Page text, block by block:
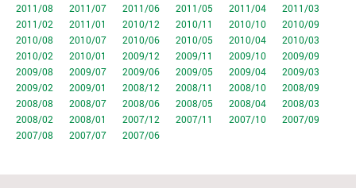
2011/08
2011/07 2011/06 2011/05 2011/04
2011/03
2011/02
2011/01 2010/12 2010/11 2010/10
2010/09
2010/08
2010/07 2010/06 2010/05 2010/04
2010/03
2010/02
2010/01 2009/12 2009/11 2009/10
2009/09
2009/08
2009/07 2009/06 2009/05 2009/04
2009/03
2009/02
2009/01 2008/12 2008/11 2008/10
2008/09
2008/08
2008/07 2008/06 2008/05 2008/04
2008/03
2008/02
2008/01 2007/12 2007/11 2007/10
2007/09
2007/08
2007/07 2007/06